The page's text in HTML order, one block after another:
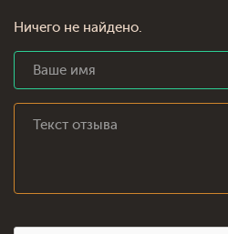
Ничего не найдено.